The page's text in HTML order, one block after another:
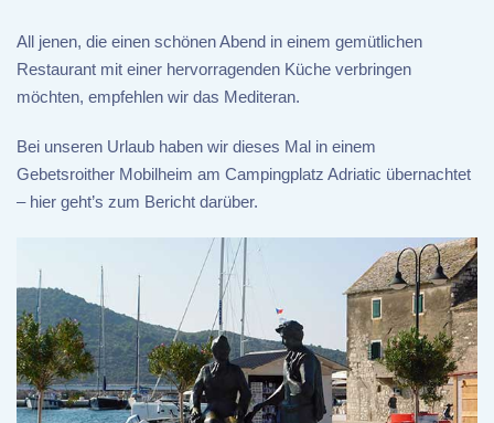
All jenen, die einen schönen Abend in einem gemütlichen
Restaurant mit einer hervorragenden Küche verbringen
möchten, empfehlen wir das Mediteran.
Bei unseren Urlaub haben wir dieses Mal in einem
Gebetsroither Mobilheim am Campingplatz Adriatic übernachtet
– hier geht’s zum Bericht darüber.